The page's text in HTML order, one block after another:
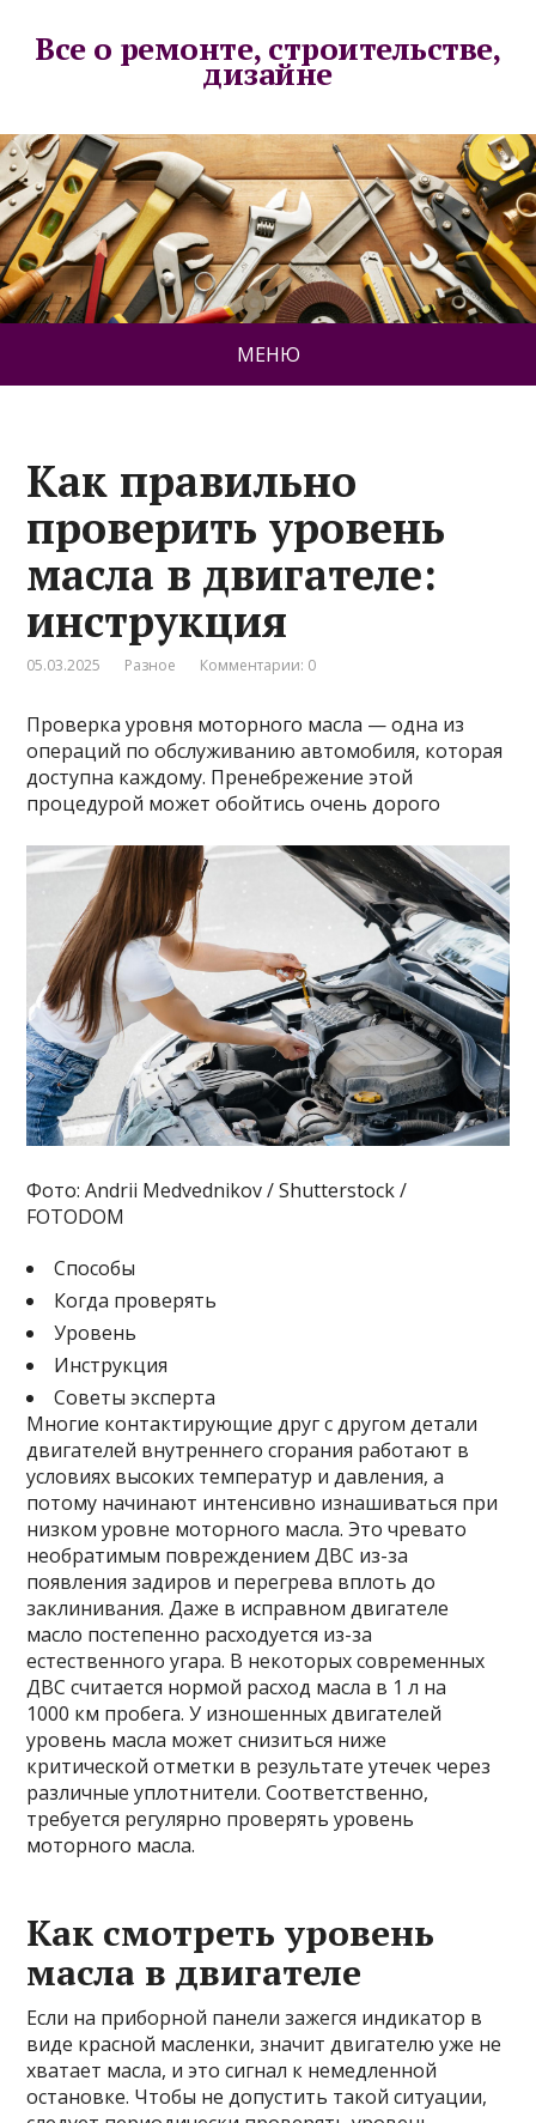
Все о ремонте, строительстве,
дизайне
МЕНЮ
Как правильно
проверить уровень
масла в двигателе:
инструкция
05.03.2025 Разное Комментарии: 0
Проверка уровня моторного масла — одна из
операций по обслуживанию автомобиля, которая
доступна каждому. Пренебрежение этой
процедурой может обойтись очень дорого
Фото: Andrii Medvednikov / Shutterstock /
FOTODOM
Способы
Когда проверять
Уровень
Инструкция
Советы эксперта
Многие контактирующие друг с другом детали
двигателей внутреннего сгорания работают в
условиях высоких температур и давления, а
потому начинают интенсивно изнашиваться при
низком уровне моторного масла. Это чревато
необратимым повреждением ДВС из-за
появления задиров и перегрева вплоть до
заклинивания. Даже в исправном двигателе
масло постепенно расходуется из-за
естественного угара. В некоторых современных
ДВС считается нормой расход масла в 1 л на
1000 км пробега. У изношенных двигателей
уровень масла может снизиться ниже
критической отметки в результате утечек через
различные уплотнители. Соответственно,
требуется регулярно проверять уровень
моторного масла.
Как смотреть уровень
масла в двигателе
Если на приборной панели зажегся индикатор в
виде красной масленки, значит двигателю уже не
хватает масла, и это сигнал к немедленной
остановке. Чтобы не допустить такой ситуации,